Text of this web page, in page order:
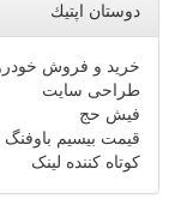
دوستان اپتیك
خرید و فروش
طراحی سایت
فیش حج
قیمت بیسیم باوفنگ
کوتاه کننده لینک